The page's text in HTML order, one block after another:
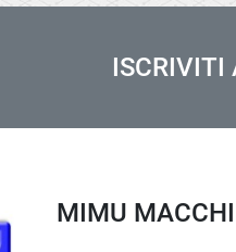
ISCRIVITI
MIMU